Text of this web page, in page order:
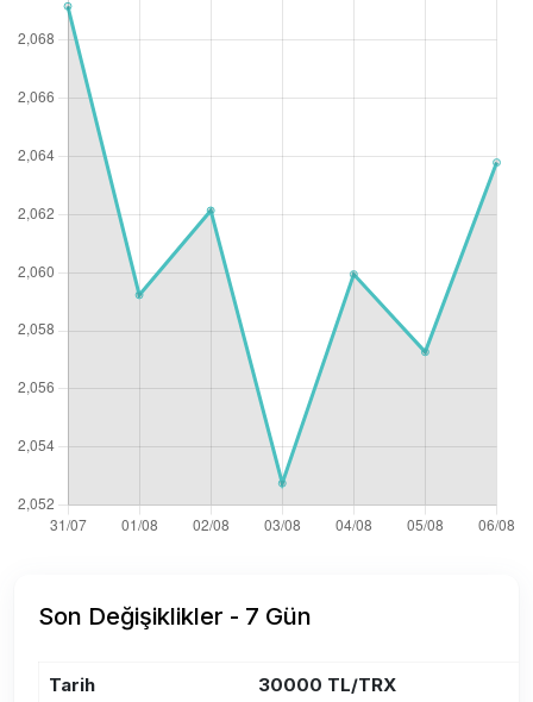
Son Değişiklikler - 7 Gün
Tarih 30000 TL/TRX